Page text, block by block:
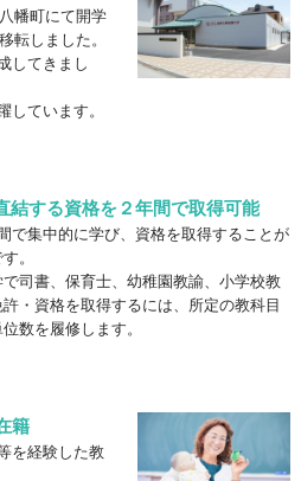
幡町にて開学
転しました。
してきまし
ています。
結する資格を２年間で取得可能
で集中的に学び、資格を取得することが
。
司書、保育士、幼稚園教諭、小学校教
・資格を取得するには、所定の教科目
数を履修します。
籍
を経験した教